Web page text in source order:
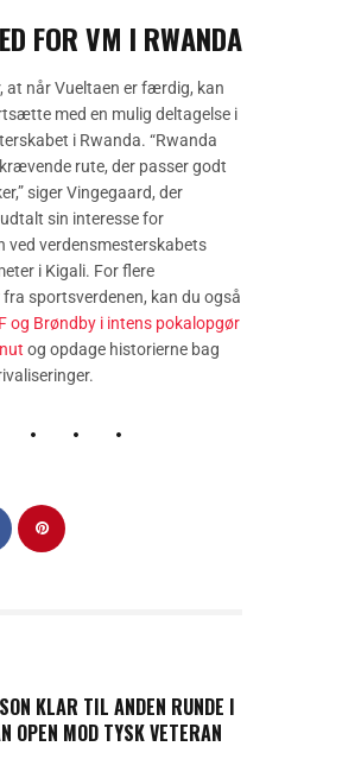
FOR VM I RWANDA
at når Vueltaen er færdig, kan
med en mulig deltagelse i
i Rwanda. “Rwanda
rute, der passer godt
siger Vingegaard, der
sin interesse for
ved verdensmesterskabets
i Kigali. For flere
sportsverdenen, kan du også
og Brøndby i intens pokalopgør
og opdage historierne bag
KLAR TIL ANDEN RUNDE I
OPEN MOD TYSK VETERAN